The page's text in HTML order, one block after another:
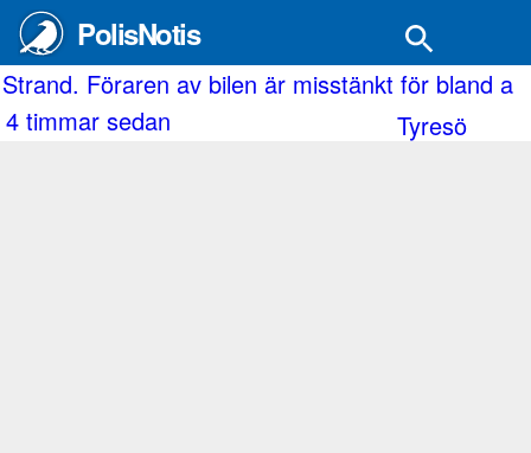
PolisNotis
Föraren av bilen är misstänkt för bland a
timmar sedan
Tyresö